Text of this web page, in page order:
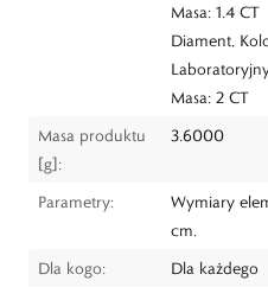
Masa: 1.4 CT
Diament,
Masa: 2 CT
Masa produktu
[g]:
3.6000
Parametry:
Wymiary
cm.
Dla kogo:
Dla każdego